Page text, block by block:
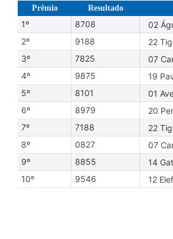
Prêmio Resultado
1º 8708
02
2º
9188
22
3º
7825
07
4º
9875
19
5º
8101
01
6º
8979
20
7º
7188
22
8º
0827
07
9º
8855
14
10º
9546 12